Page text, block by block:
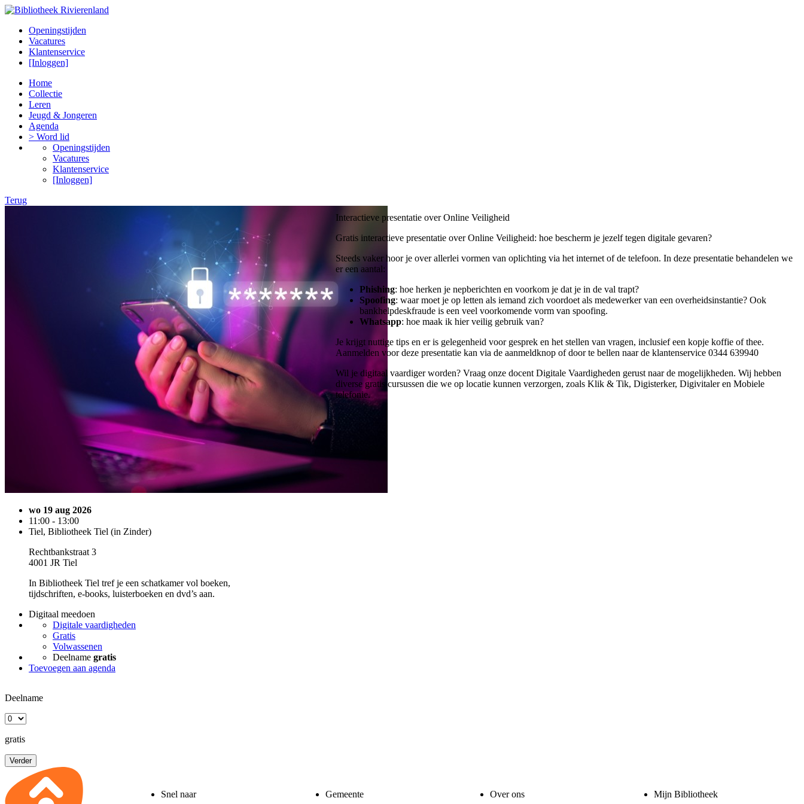
Openingstijden
Vacatures
Klantenservice
[Inloggen]
Home
Collectie
Leren
Jeugd & Jongeren
Agenda
> Word lid
Openingstijden
Vacatures
Klantenservice
[Inloggen]
Terug
wo 19 aug 2026
11:00 - 13:00
Tiel, Bibliotheek Tiel (in Zinder)
Rechtbankstraat 3
4001 JR Tiel
In Bibliotheek Tiel tref je een schatkamer vol boeken,
tijdschriften, e-books, luisterboeken en dvd’s aan.
Digitaal meedoen
Digitale vaardigheden
Gratis
Volwassenen
Deelname gratis
Toevoegen aan agenda
Interactieve presentatie over Online Veiligheid
Gratis interactieve presentatie over Online Veiligheid: hoe bescherm je jezelf tegen digitale gevaren?
Steeds vaker hoor je over allerlei vormen van oplichting via het internet of de telefoon. In deze presentatie behandelen we
er een aantal:
Phishing: hoe herken je nepberichten en voorkom je dat je in de val trapt?
Spoofing: waar moet je op letten als iemand zich voordoet als medewerker van een overheidsinstantie? Ook
bankhelpdeskfraude is een veel voorkomende vorm van spoofing.
Whatsapp: hoe maak ik hier veilig gebruik van?
Je krijgt nuttige tips en er is gelegenheid voor gesprek en het stellen van vragen, inclusief een kopje koffie of thee.
Aanmelden voor deze presentatie kan via de aanmeldknop of door te bellen naar de klantenservice 0344 639940
Wil je digitaal vaardiger worden? Vraag onze docent Digitale Vaardigheden gerust naar de mogelijkheden. Wij hebben
diverse gratis cursussen die we op locatie kunnen verzorgen, zoals Klik & Tik, Digisterker, Digivitaler en Mobiele
telefonie.
Deelname
gratis
Verder
Snel naar Gemeente Over ons Mijn Bibliotheek